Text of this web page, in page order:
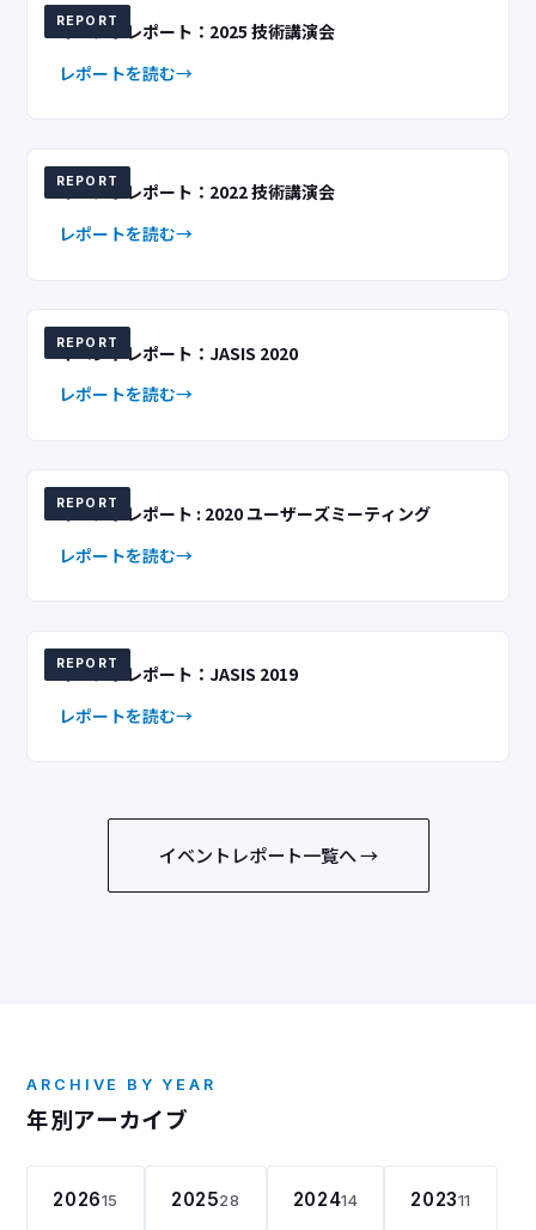
REPORT
イベントレポート：2025 技術講演会
レポートを読む
REPORT
イベントレポート：2022 技術講演会
レポートを読む
REPORT
イベントレポート：JASIS 2020
レポートを読む
REPORT
イベントレポート : 2020 ユーザーズミーティング
レポートを読む
REPORT
イベントレポート：JASIS 2019
レポートを読む
イベントレポート一覧へ →
ARCHIVE BY YEAR
年別アーカイブ
202615 202528 202414 202311